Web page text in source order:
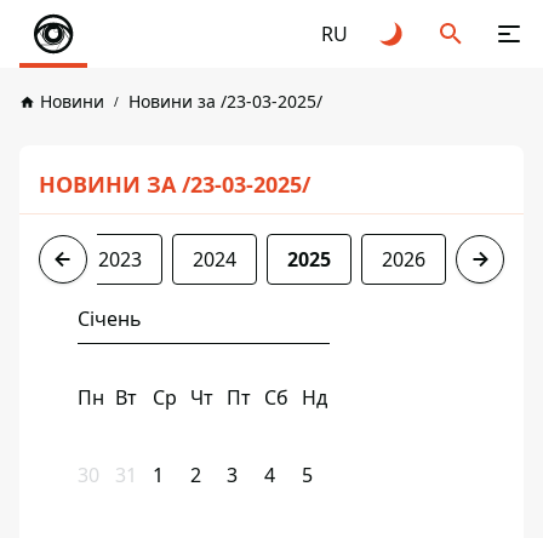
RU
Новини Новини за /23-03-2025/
НОВИНИ ЗА /23-03-2025/
2022 2023 2024 2025 2026
Січень
Пн Вт Ср Чт Пт Сб Нд
30 31 1 2 3 4 5